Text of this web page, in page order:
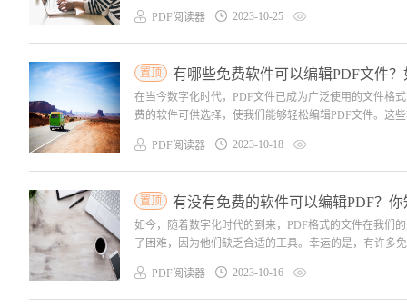
PDF阅读器 2023-10-25
置顶 有哪些免费软件可以编辑PDF文件
在当今数字化时代，PDF文件已成为广泛使用的文件格
费的软件可供选择，使我们能够轻松编辑PDF文件。这
PDF阅读器 2023-10-18
置顶 有没有免费的软件可以编辑PDF？
如今，随着数字化时代的到来，PDF格式的文件在我们
了困难，因为他们缺乏合适的工具。幸运的是，有许多
PDF阅读器 2023-10-16